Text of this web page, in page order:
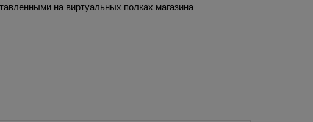
на виртуальных полках магазина